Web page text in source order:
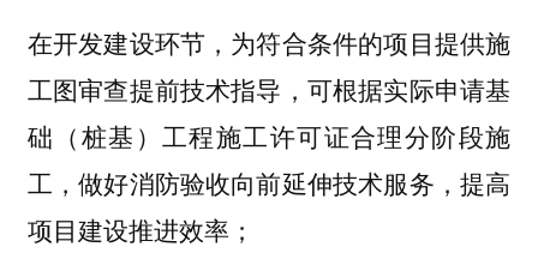
在开发建设环节，为符合条件的项目提供施
工图审查提前技术指导，可根据实际申请基
础（桩基）工程施工许可证合理分阶段施
工，做好消防验收向前延伸技术服务，提高
项目建设推进效率；